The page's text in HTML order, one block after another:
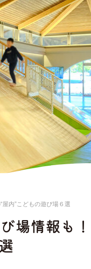
内”こどもの遊び場６選
場情報も！